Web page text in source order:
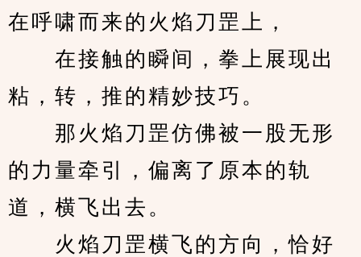
在呼啸而来的火焰刀罡上，
在接触的瞬间，拳上展现出
粘，转，推的精妙技巧。
那火焰刀罡仿佛被一股无形
的力量牵引，偏离了原本的轨
道，横飞出去。
火焰刀罡横飞的方向，恰好